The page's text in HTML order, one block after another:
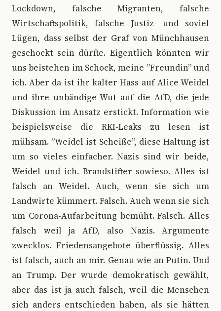
Lockdown, falsche Migranten, falsche
Wirtschaftspolitik, falsche Justiz- und soviel
Lügen, dass selbst der Graf von Münchhausen
geschockt sein dürfte. Eigentlich könnten wir
uns beistehen im Schock, meine ”Freundin” und
ich. Aber da ist ihr kalter Hass auf Alice Weidel
und ihre unbändige Wut auf die AfD, die jede
Diskussion im Ansatz erstickt. Information wie
beispielsweise die RKI-Leaks zu lesen ist
mühsam. ”Weidel ist Scheiße”, diese Haltung ist
um so vieles einfacher. Nazis sind wir beide,
Weidel und ich. Brandstifter sowieso. Alles ist
falsch an Weidel. Auch, wenn sie sich um
Landwirte kümmert. Falsch. Auch wenn sie sich
um Corona-Aufarbeitung bemüht. Falsch. Alles
falsch weil ja AfD, also Nazis. Argumente
zwecklos. Friedensangebote überflüssig. Alles
ist falsch, auch an mir. Genau wie an Putin. Und
an Trump. Der wurde demokratisch gewählt,
aber das ist ja auch falsch, weil die Menschen
sich anders entschieden haben, als sie hätten